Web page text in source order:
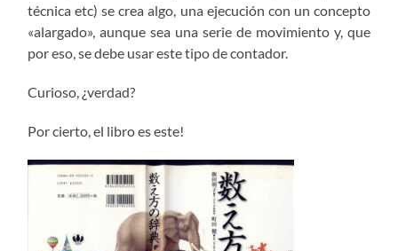
técnica etc) se crea algo, una ejecución con un concepto
«alargado», aunque sea una serie de movimiento y, que
por eso, se debe usar este tipo de contador.
Curioso, ¿verdad?
Por cierto, el libro es este!